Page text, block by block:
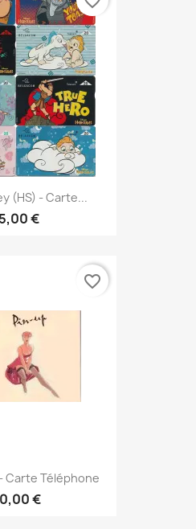
(HS) - Carte...
€
Carte Téléphone
€
favorite_border